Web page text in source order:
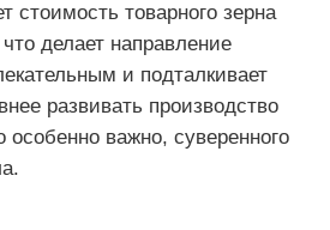
стоимость товарного зерна
делает направление
и подталкивает
развивать производство
особенно важно, суверенного